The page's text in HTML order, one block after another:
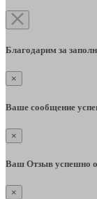
Благодарим за
×
Ваше сообщение
×
Ваш Отзыв успешно
×